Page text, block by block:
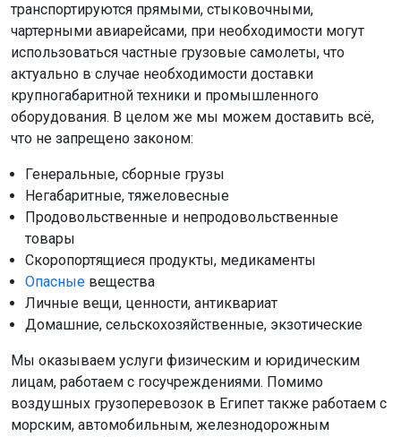
транспортируются прямыми, стыковочными,
чартерными авиарейсами, при необходимости могут
использоваться частные грузовые самолеты, что
актуально в случае необходимости доставки
крупногабаритной техники и промышленного
оборудования. В целом же мы можем доставить всё,
что не запрещено законом:
Генеральные, сборные грузы
Негабаритные, тяжеловесные
Продовольственные и непродовольственные
товары
Скоропортящиеся продукты, медикаменты
Опасные вещества
Личные вещи, ценности, антиквариат
Домашние, сельскохозяйственные, экзотические
Мы оказываем услуги физическим и юридическим
лицам, работаем с госучреждениями. Помимо
воздушных грузоперевозок в Египет также работаем с
морским, автомобильным, железнодорожным